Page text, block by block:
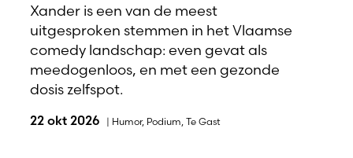
Xander is een van de meest
uitgesproken stemmen in het Vlaamse
comedy landschap: even gevat als
meedogenloos, en met een gezonde
dosis zelfspot.
22 okt 2026 | Humor, Podium Te Gast